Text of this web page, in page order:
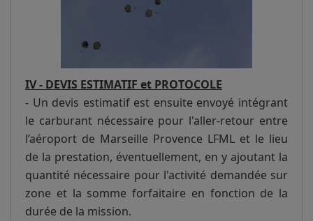
IV - DEVIS ESTIMATIF et PROTOCOLE
- Un devis estimatif est ensuite envoyé intégrant
le carburant nécessaire pour l'aller-retour entre
l’aéroport de Marseille Provence LFML et le lieu
de la prestation, éventuellement, en y ajoutant la
quantité nécessaire pour l'activité demandée sur
zone et la somme forfaitaire en fonction de la
durée de la mission.